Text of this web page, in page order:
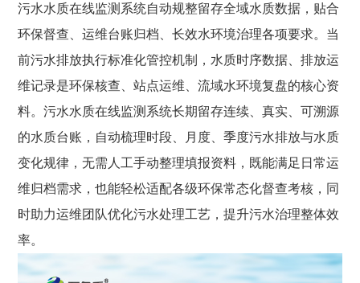
污水水质在线监测系统自动规整留存全域水质数据，贴合
环保督查、运维台账归档、长效水环境治理各项要求。当
前污水排放执行标准化管控机制，水质时序数据、排放运
维记录是环保核查、站点运维、流域水环境复盘的核心资
料。污水水质在线监测系统长期留存连续、真实、可溯源
的水质台账，自动梳理时段、月度、季度污水排放与水质
变化规律，无需人工手动整理填报资料，既能满足日常运
维归档需求，也能轻松适配各级环保常态化督查考核，同
时助力运维团队优化污水处理工艺，提升污水治理整体效
率。